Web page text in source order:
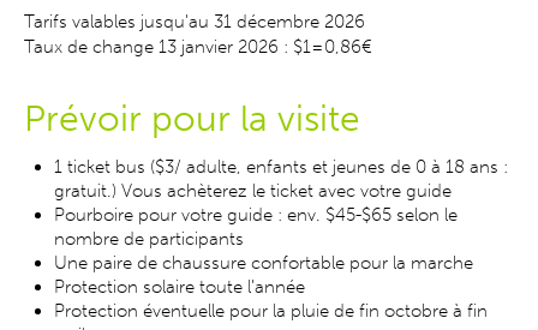
Tarifs valables jusqu'au 31 décembre 2026
Taux de change 13 janvier 2026 : $1=0,86€
Prévoir pour la visite
1 ticket bus ($3/ adulte, enfants et jeunes de 0 à 18 ans :
gratuit.) Vous achèterez le ticket avec votre guide
Pourboire pour votre guide : env. $45-$65 selon le
nombre de participants
Une paire de chaussure confortable pour la marche
Protection solaire toute l’année
Protection éventuelle pour la pluie de fin octobre à fin